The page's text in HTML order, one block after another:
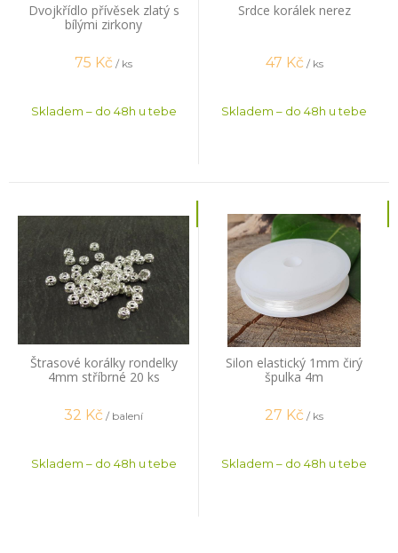
Dvojkřídlo přívěsek zlatý s
bílými zirkony
75 Kč / ks
Skladem – do 48h u tebe
Srdce korálek nerez
47 Kč / ks
Skladem – do 48h u tebe
Štrasové korálky rondelky
4mm stříbrné 20 ks
32 Kč / balení
Skladem – do 48h u tebe
Silon elastický 1mm čirý
špulka 4m
27 Kč / ks
Skladem – do 48h u tebe